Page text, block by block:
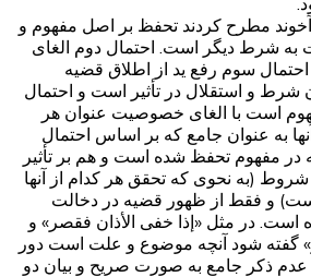
مطرح کردند تحفظ بر اصل مفهوم و
به شرط دیگر است. احتمال دوم الغای
سوم رفع ید از اطلاق قضیه
و استقلال در تأثیر است و احتمال
است با الغای خصوصیت عنوان هر
به عنوان جامع که بر اساس احتمال
مفهوم تحفظ شده است و هم بر تأثیر
(به نحوی که تحقق هر کدام از آنها
و فقط از ظهور قضیه در دخالت
است. در مثل «إذا خفی الأذان فقصر» و
گفته شود آنچه موضوع و علت است دور
ذکر جامع به صورت صریح و بیان دو